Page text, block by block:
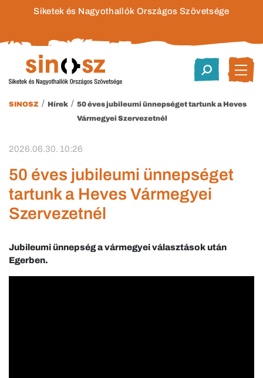
Siketek és Nagyothallók Országos Szövetsége
SINOSZ / Hírek / 50 éves jubileumi ünnepséget tartunk a Heves
Vármegyei Szervezetnél
2026.06.30. 10:26
50 éves jubileumi ünnepséget
tartunk a Heves Vármegyei
Szervezetnél
Jubileumi ünnepség a vármegyei választások után
Egerben.